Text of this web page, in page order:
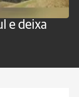
e deixa